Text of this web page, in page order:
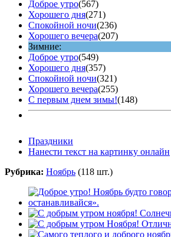
Доброе утро(567)
Хорошего дня(271)
Спокойной ночи(236)
Хорошего вечера(207)
Зимние:
Доброе утро(549)
Хорошего дня(357)
Спокойной ночи(321)
Хорошего вечера(255)
С первым днем зимы!(148)
Праздники
Нанести текст на картинку онлайн
Рубрика: Ноябрь (118 шт.)